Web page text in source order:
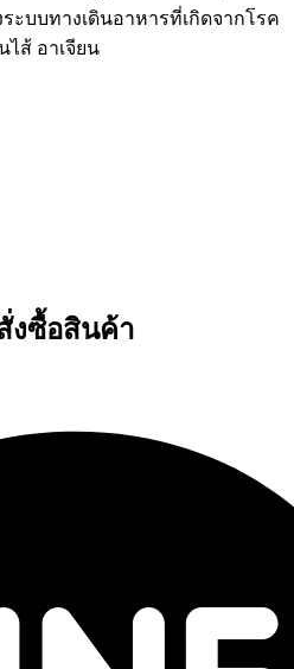
ะบบทางเดินอาหารที่เกิดจากโรค
ไส้ อาเจียน
งซื้อสินค้า